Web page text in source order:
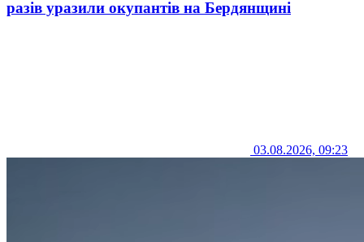
разів уразили окупантів на Бердянщині
03.08.2026, 09:23